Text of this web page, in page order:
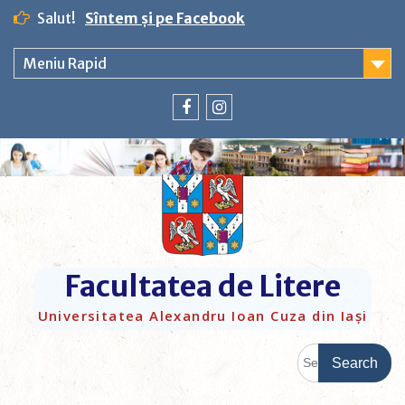
Salut! Sîntem și pe Facebook
Meniu Rapid
Facultatea de Litere
Universitatea Alexandru Ioan Cuza din Iași